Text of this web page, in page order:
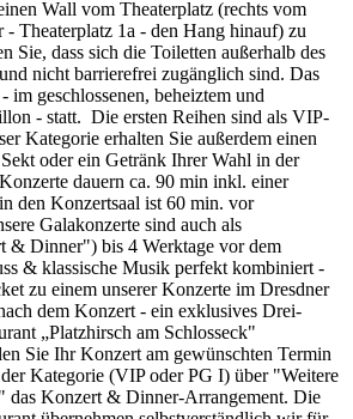
Wall vom Theaterplatz (rechts vom
- Theaterplatz 1a - den Hang hinauf) zu
Sie, dass sich die Toiletten außerhalb des
nicht barrierefrei zugänglich sind. Das
geschlossenen, beheiztem und
- statt. Die ersten Reihen sind als VIP-
Kategorie erhalten Sie außerdem einen
oder ein Getränk Ihrer Wahl in der
dauern ca. 90 min inkl. einer
den Konzertsaal ist 60 min. vor
Galakonzerte sind auch als
& Dinner") bis 4 Werktage vor dem
& klassische Musik perfekt kombiniert -
zu einem unserer Konzerte im Dresdner
dem Konzert - ein exklusives Drei-
„Platzhirsch am Schlosseck"
Sie Ihr Konzert am gewünschten Termin
Kategorie (VIP oder PG I) über "Weitere
das Konzert & Dinner-Arrangement. Die